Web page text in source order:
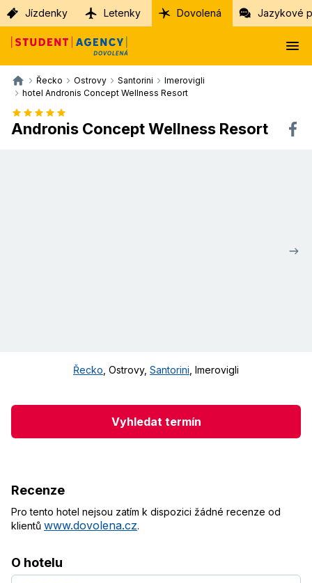
Jízdenky Letenky Dovolená Jazykové
Řecko Ostrovy Santorini
Imerovigli
hotel Andronis Concept Wellness Resort
Andronis Concept Wellness Resort
Řecko Ostrovy, Santorini Imerovigli
Vyhledat termín
Recenze
Pro tento hotel nejsou zatím k dispozici žádné recenze od
klientů www.dovolena.cz.
O hotelu